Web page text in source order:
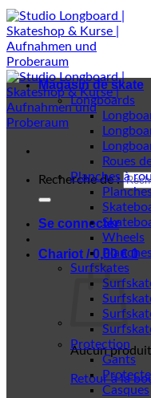
Recherche de :
Se connecter
Chariot /0,00€ 0
Aucun
Retour à la
Magasin de skate
Longboards
Roues
Planches à
Wheels
Surfskates
Protection
Gants
Casques